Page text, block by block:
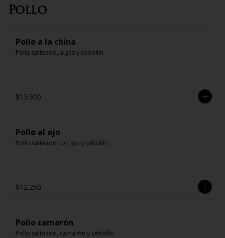
Pollo
Pollo a la china
Pollo salteado, algas y cebollín
$13.500
Pollo al ajo
Pollo salteado con ajo y cebollín
$12.250
Pollo camarón
Pollo salteado, camarón y cebollín